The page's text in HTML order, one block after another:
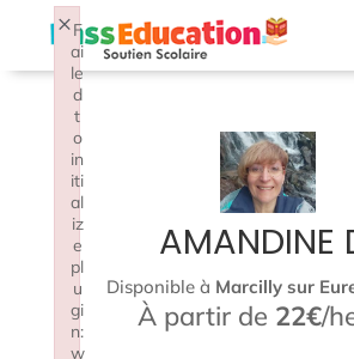
AMANDINE
Disponible à Marcilly sur
À partir de 22€/
F
ai
le
d
t
o
in
iti
al
iz
e
pl
u
gi
n:
w
×